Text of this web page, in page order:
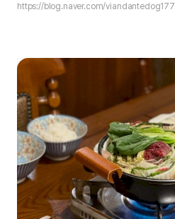
https://blog.naver.com/viandantedog177